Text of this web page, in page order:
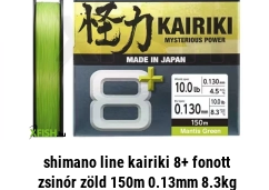
shimano line kairiki 8+ fonott
zsinór zöld 150m 0.13mm 8.3kg